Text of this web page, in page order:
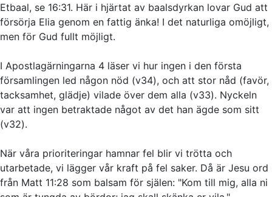
Etbaal, se 16:31. Här i hjärtat av baalsdyrkan lovar Gud att
försörja Elia genom en fattig änka! I det naturliga omöjligt,
men för Gud fullt möjligt.
I Apostlagärningarna 4 läser vi hur ingen i den första
församlingen led någon nöd (v34), och att stor nåd (favör,
tacksamhet, glädje) vilade över dem alla (v33). Nyckeln
var att ingen betraktade något av det han ägde som sitt
(v32).
När våra prioriteringar hamnar fel blir vi trötta och
utarbetade, vi lägger vår kraft på fel saker. Då är Jesu ord
från Matt 11:28 som balsam för själen: "Kom till mig, alla ni